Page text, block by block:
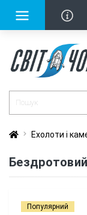
Ехолоти і
Популярний